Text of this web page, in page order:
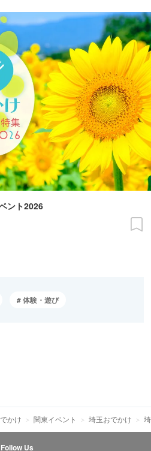
ント2026
体験・遊び
かけ 関東イベント 埼玉おでかけ
Follow Us